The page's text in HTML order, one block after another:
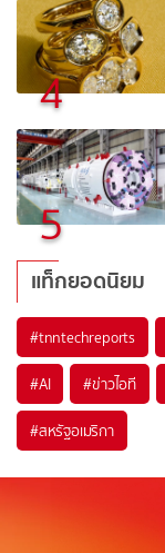
4
5
แท็กยอดนิยม
#tnntechreports
#AI #ข่าวไอที
#สหรัฐอเมริกา